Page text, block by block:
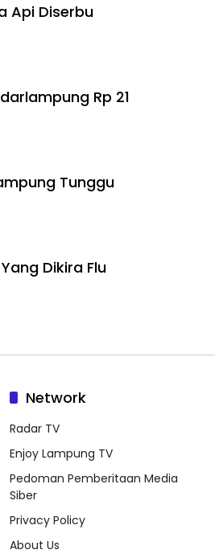
Api Diserbu
Rp 21
Tunggu
Dikira Flu
Network
Radar TV
Enjoy Lampung TV
Pedoman Pemberitaan Media
Siber
Privacy Policy
About Us